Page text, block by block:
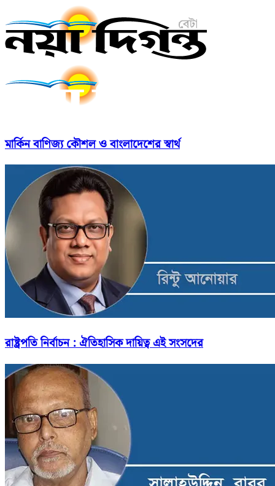
মার্কিন বাণিজ্য কৌশল ও বাংলাদেশের স্বার্থ
রাষ্ট্রপতি নির্বাচন : ঐতিহাসিক দায়িত্ব এই সংসদের